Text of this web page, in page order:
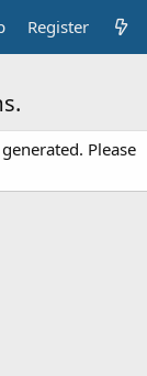
Register
Please